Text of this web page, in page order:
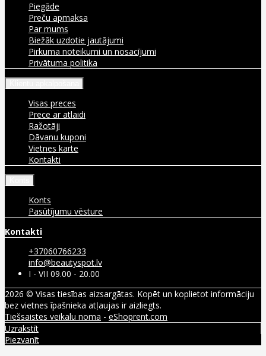
Piegāde
Preču apmaksa
Par mums
Biežāk uzdotie jautājumi
Pirkuma noteikumi un nosacījumi
Privātuma politika
Visas preces
Prece ar atlaidi
Ražotāji
Dāvanu kuponi
Vietnes karte
Kontakti
Konts
Pasūtījumu vēsture
Kontakti
+37060766233
info@beautyspot.lv
I - VII 09.00 - 20.00
2026 © Visas tiesības aizsargātas. Kopēt un koplietot informāciju
bez vietnes īpašnieka atļaujas ir aizliegts.
Tiešsaistes veikalu noma - eShoprent.com
Uzrakstīt
Piezvanīt